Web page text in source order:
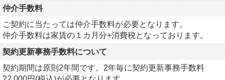
仲介手数料
ご契約に当たっては仲介手数料が必要となります。
仲介手数料は家賃の１カ月分+消費税となっております。
契約更新事務手数料について
契約期間は原則2年間です。2年毎に契約更新事務手数料